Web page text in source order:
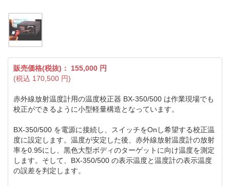
販売価格(税抜)： 155,000 円
(税込 170,500 円)
赤外線放射温度計用の温度校正器 BX-350/500 は作業現場でも
校正ができるように小型軽量構造となっています。
BX-350/500 を電源に接続し、スイッチをOnし希望する校正温
度に設定します。温度が安定した後、赤外線放射温度計の放射
率を0.95にし、黒色大型ボディのターゲットに向け温度を測定
します。そして、BX-350/500 の表示温度と温度計の表示温度
の誤差を判定します。